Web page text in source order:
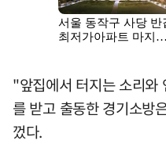
"앞집에서 터지는 소리와
를 받고 출동한 경기소방
껐다.